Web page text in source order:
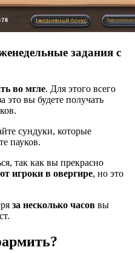
задания с
во мгле. Для этого всего
это вы будете получать
сундуки, которые
пауков.
так как вы прекрасно
игроки в овергире, но это
за несколько часов вы